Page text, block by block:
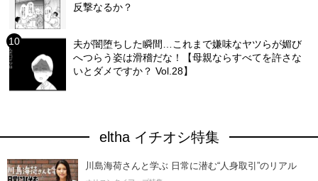
反撃なるか？
夫が闇堕ちした瞬間…これまで嫌味なヤツらが媚び
へつらう姿は滑稽だな！【母親ならすべてを許さな
いとダメですか？ Vol.28】
eltha イチオシ特集
川島海荷さんと学ぶ 日常に潜む“人身取引”のリアル